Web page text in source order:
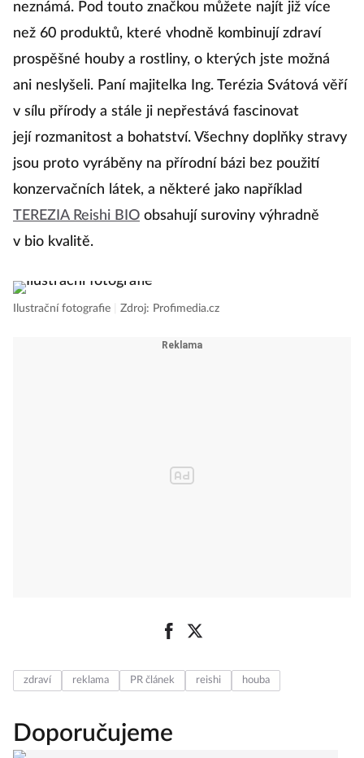
neznámá. Pod touto značkou můžete najít již více
než 60 produktů, které vhodně kombinují zdraví
prospěšné houby a rostliny, o kterých jste možná
ani neslyšeli. Paní majitelka Ing. Terézia Svátová věří
v sílu přírody a stále ji nepřestává fascinovat
její rozmanitost a bohatství. Všechny doplňky stravy
jsou proto vyráběny na přírodní bázi bez použití
konzervačních látek, a některé jako například
TEREZIA Reishi BIO obsahují suroviny výhradně
v bio kvalitě.
Ilustrační fotografie Zdroj: Profimedia.cz
zdraví reklama PR článek reishi houba
Doporučujeme